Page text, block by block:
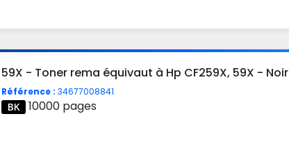
59X - Toner rema équivaut à Hp CF259X, 59X - Noir
Référence : 34677008841
10000 pages